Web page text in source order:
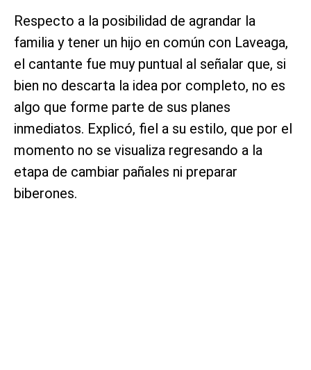
Respecto a la posibilidad de agrandar la
familia y tener un hijo en común con Laveaga,
el cantante fue muy puntual al señalar que, si
bien no descarta la idea por completo, no es
algo que forme parte de sus planes
inmediatos. Explicó, fiel a su estilo, que por el
momento no se visualiza regresando a la
etapa de cambiar pañales ni preparar
biberones.